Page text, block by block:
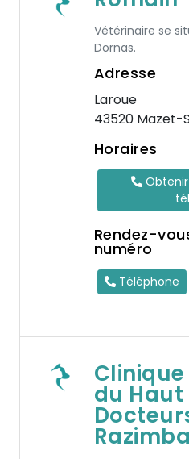
Vétérinaire se
Dornas.
Adresse
Laroue
43520 Mazet-
Horaires
Rendez-
numéro
Téléphone
du Haut